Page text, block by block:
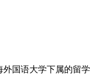
外国语大学下属的留学